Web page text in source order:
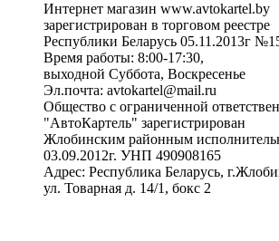
Интернет магазин www.avtokartel.by
зарегистрирован в торговом реестре
Республики Беларусь 05.11.2013г
Время работы: 8:00-17:30,
выходной Суббота, Воскресенье
Эл.почта: avtokartel@mail.ru
Общество с ограниченной
"АвтоКартель" зарегистрирован
Жлобинским районным
03.09.2012г. УНП 490908165
Адрес: Республика Беларусь,
ул. Товарная д. 14/1, бокс 2